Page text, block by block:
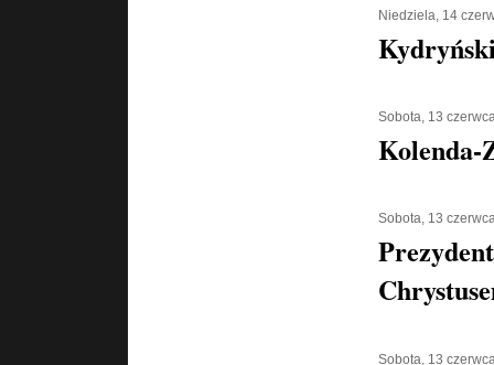
Niedziela, 14
Sobota, 13
Kolenda-
Sobota, 13
Sobota, 13